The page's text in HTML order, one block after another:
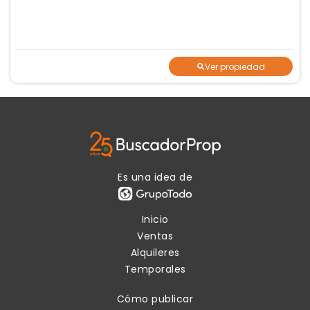
Ver propiedad
Es una idea de
Inicio
Ventas
Alquileres
Temporales
Cómo publicar